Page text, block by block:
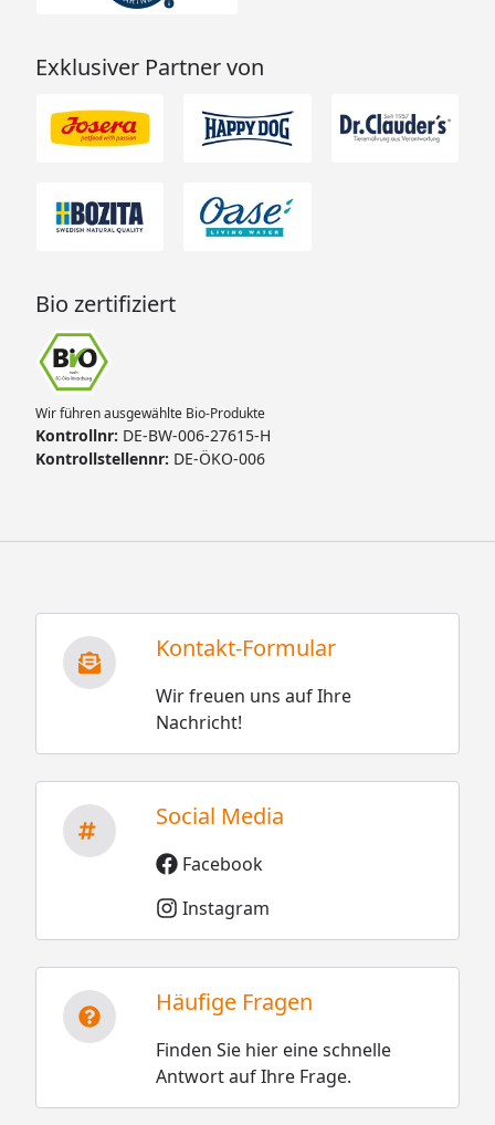
Exklusiver Partner von
Bio zertifiziert
Wir führen ausgewählte Bio-Produkte
Kontrollnr: DE-BW-006-27615-H
Kontrollstellennr: DE-ÖKO-006
Kontakt-Formular
Wir freuen uns auf Ihre
Nachricht!
Social Media
Facebook
Instagram
Häufige Fragen
Finden Sie hier eine schnelle
Antwort auf Ihre Frage.